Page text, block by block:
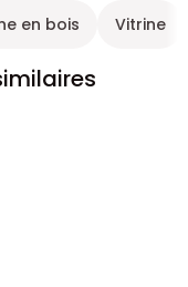
en bois Vitrine